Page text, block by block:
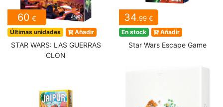
60 €
Últimas unidades Añadir
STAR WARS: LAS GUERRAS
CLON
34.99 €
En stock Añadir
Star Wars Escape Game